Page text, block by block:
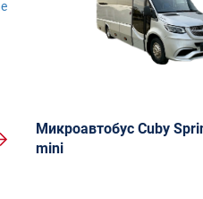
Микроавтобус Cuby
mini